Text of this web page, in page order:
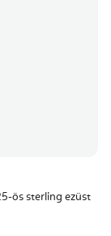
ös sterling ezüst